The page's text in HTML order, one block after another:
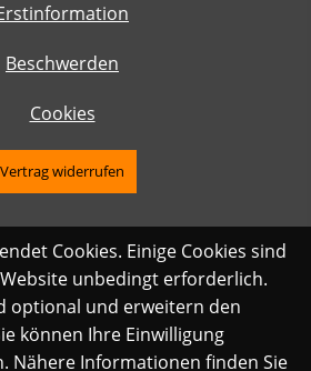
Beschwerden
Cookies
Vertrag widerrufen
Cookies. Einige Cookies sind
unbedingt erforderlich.
optional und erweitern den
können Ihre Einwilligung
Nähere Informationen finden Sie